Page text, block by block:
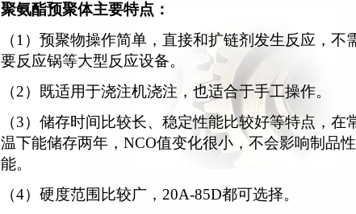
聚氨酯预聚体主要特点：
（1）预聚物操作简单，直接和扩链剂发生反应，不
要反应锅等大型反应设备。
（2）既适用于浇注机浇注，也适合于手工操作。
（3）储存时间比较长、稳定性能比较好等特点，在
温下能储存两年，NCO值变化很小，不会影响制品性
能。
（4）硬度范围比较广，20A-85D都可选择。